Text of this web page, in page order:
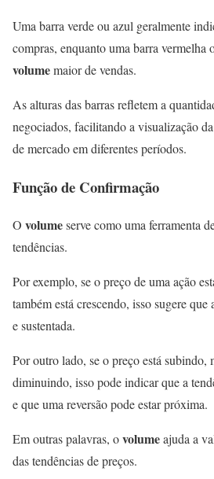
Uma barra verde ou azul geralmente
compras, enquanto uma barra vermelha
volumemaior de vendas.
As alturas das barras refletem a
negociados, facilitando a visualização
de mercado em diferentes períodos.
Função de Confirmação
O volumeserve como uma ferramenta
tendências.
Por exemplo, se o preço de uma ação
também está crescendo, isso sugere
e sustentada.
Por outro lado, se o preço está subindo,
diminuindo, isso pode indicar que a
e que uma reversão pode estar próxima.
Em outras palavras, ovolumeajuda a
das tendências de preços.